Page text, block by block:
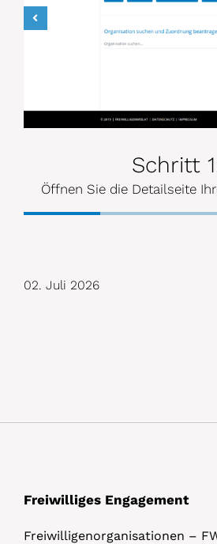
Schritt
Öffnen Sie die Detailseite
02. Juli 2026
Freiwilliges Engagement
Freiwilligenorganisationen –